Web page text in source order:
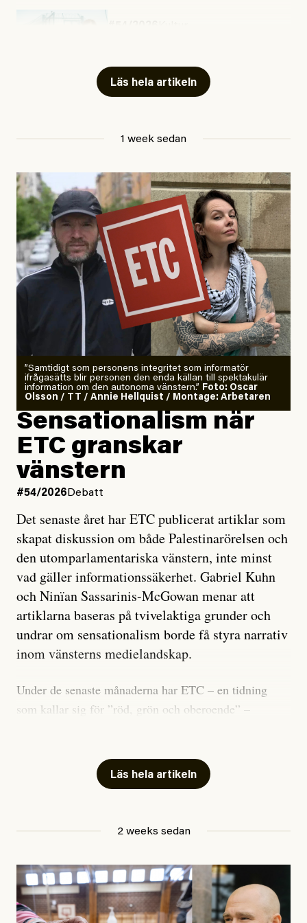
Läs hela artikeln
1 week sedan
”Samtidigt som personens integritet som informatör
ifrågasätts blir personen den enda källan till spektakulär
information om den autonoma vänstern.” Foto: Oscar
Olsson / TT / Annie Hellquist / Montage: Arbetaren
Sensationalism när
ETC granskar
vänstern
#54/2026 Debatt
Det senaste året har ETC publicerat artiklar som
skapat diskussion om både Palestinarörelsen och
den utomparlamentariska vänstern, inte minst
vad gäller informationssäkerhet. Gabriel Kuhn
och Ninïan Sassarinis-McGowan menar att
artiklarna baseras på tvivelaktiga grunder och
undrar om sensationalism borde få styra narrativ
inom vänsterns medielandskap.
Under de senaste månaderna har ETC – en tidning
som kallar sig för ”röd, grön och oberoende” –
skriver för? Vad betyder det att vara en ”röd, grön och
oberoende” tidning? Och vad är egentligen bra
utpekas som israelisk infiltratör”. Enligt ingressen
handlar artikeln om en person vars ”bakgrund skapar
splittring och oro i rörelsen”. Problemet är att artikeln
Läs hela artikeln
2 weeks sedan